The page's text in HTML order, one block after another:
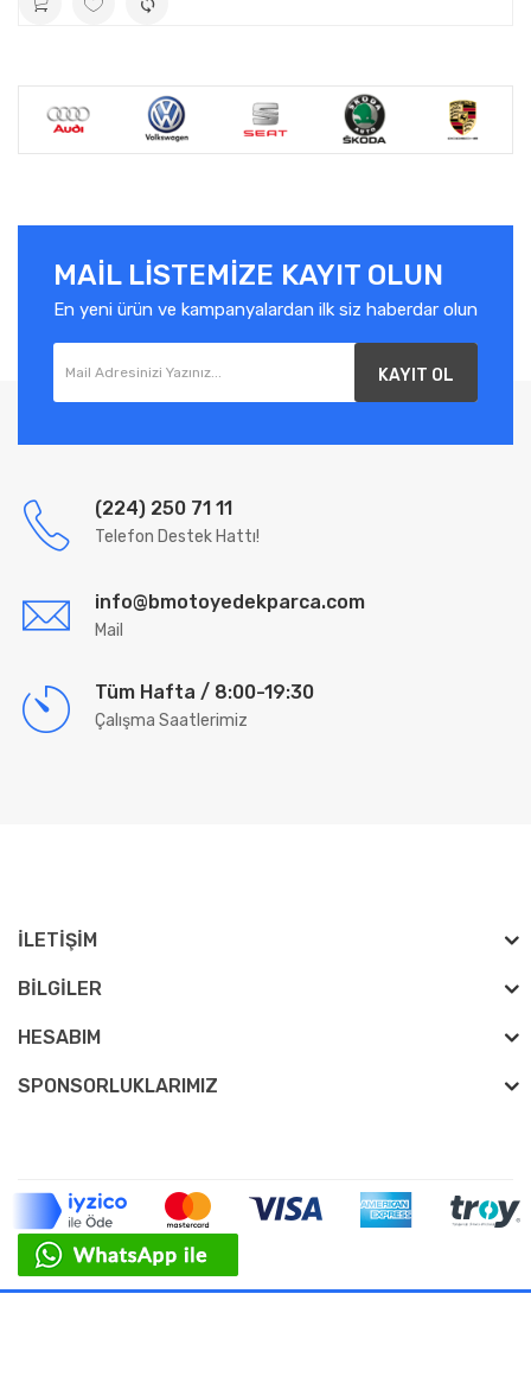
MAIL LISTEMIZE KAYIT OLUN
En yeni ürün ve kampanyalardan ilk siz haberdar olun
KAYIT OL
(224) 250 71 11
Telefon Destek Hattı!
info@bmotoyedekparca.com
Mail
Tüm Hafta / 8:00-19:30
Çalışma Saatlerimiz
İLETIŞIM
BILGILER
HESABIM
SPONSORLUKLARIMIZ